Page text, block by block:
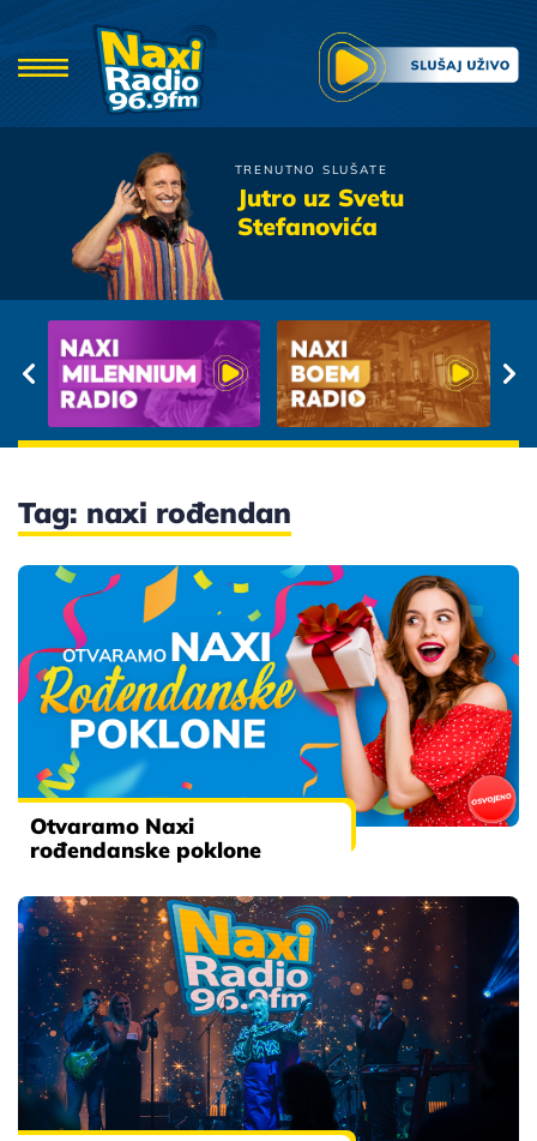
TRENUTNO SLUŠATE
Jutro uz Svetu
Stefanovića
Djordje Balasevic
Tag: naxi rođendan
Otvaramo Naxi
rođendanske poklone